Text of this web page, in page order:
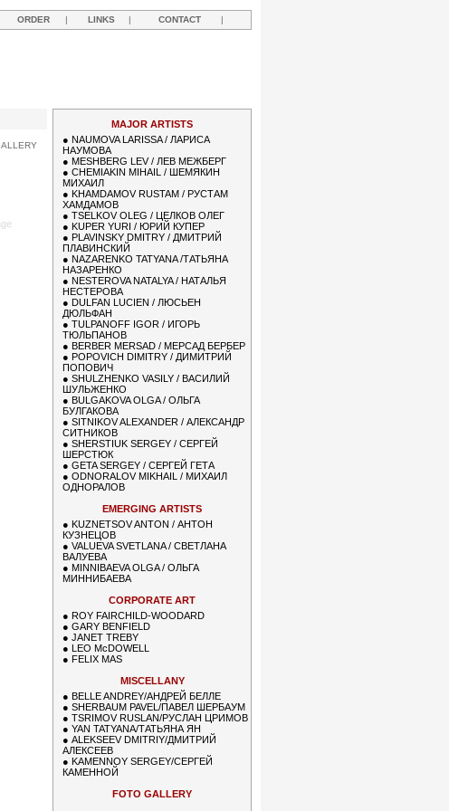
ORDER | LINKS | CONTACT |
MAJOR ARTISTS
● NAUMOVA LARISSA / ЛАРИСА
НАУМОВА
● MESHBERG LEV / ЛЕВ МЕЖБЕРГ
● CHEMIAKIN MIHAIL / ШЕМЯКИН
МИХАИЛ
● KHAMDAMOV RUSTAM / РУСТАМ
ХАМДАМОВ
● TSELKOV OLEG / ЦЕЛКОВ ОЛЕГ
● KUPER YURI / ЮРИЙ КУПЕР
● PLAVINSKY DMITRY / ДМИТРИЙ
ПЛАВИНСКИЙ
● NAZARENKO TATYANA /ТАТЬЯНА
НАЗАРЕНКО
● NESTEROVA NATALYA / НАТАЛЬЯ
НЕСТЕРОВА
● DULFAN LUCIEN / ЛЮСЬЕН
ДЮЛЬФАН
● TULPANOFF IGOR / ИГОРЬ
ТЮЛЬПАНОВ
● BERBER MERSAD / МЕРСАД БЕРБЕР
● POPOVICH DIMITRY / ДИМИТРИЙ
ПОПОВИЧ
● SHULZHENKO VASILY / ВАСИЛИЙ
ШУЛЬЖЕНКО
● BULGAKOVA OLGA / ОЛЬГА
БУЛГАКОВА
● SITNIKOV ALEXANDER / АЛЕКСАНДР
СИТНИКОВ
● SHERSTIUK SERGEY / СЕРГЕЙ
ШЕРСТЮК
● GETA SERGEY / СЕРГЕЙ ГЕТА
● ODNORALOV MIKHAIL / МИХАИЛ
ОДНОРАЛОВ
EMERGING ARTISTS
● KUZNETSOV ANTON / АНТОН
КУЗНЕЦОВ
● VALUEVA SVETLANA / СВЕТЛАНА
ВАЛУЕВА
● MINNIBAEVA OLGA / ОЛЬГА
МИННИБАЕВА
CORPORATE ART
● ROY FAIRCHILD-WOODARD
● GARY BENFIELD
● JANET TREBY
● LEO McDOWELL
● FELIX MAS
MISCELLANY
● BELLE ANDREY/АНДРЕЙ БЕЛЛЕ
● SHERBAUM PAVEL/ПАВЕЛ ШЕРБАУМ
● TSRIMOV RUSLAN/РУСЛАН ЦРИМОВ
● YAN TATYANA/ТАТЬЯНА ЯН
● ALEKSEEV DMITRIY/ДМИТРИЙ
АЛЕКСЕЕВ
● KAMENNOY SERGEY/СЕРГЕЙ
КАМЕННОЙ
FOTO GALLERY